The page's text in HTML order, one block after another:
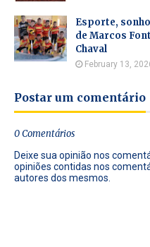
Esporte,
de Marcos
Chaval
February 13,
Postar um comentário
0 Comentários
Deixe sua opinião nos
opiniões contidas nos
autores dos mesmos.